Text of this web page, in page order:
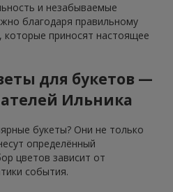
и незабываемые
благодаря правильному
которые приносят настоящее
для букетов —
Ильника
букеты? Они не только
определённый
цветов зависит от
события.